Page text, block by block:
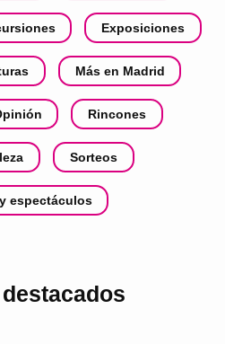
Exposiciones
Más en Madrid
Rincones
Sorteos
espectáculos